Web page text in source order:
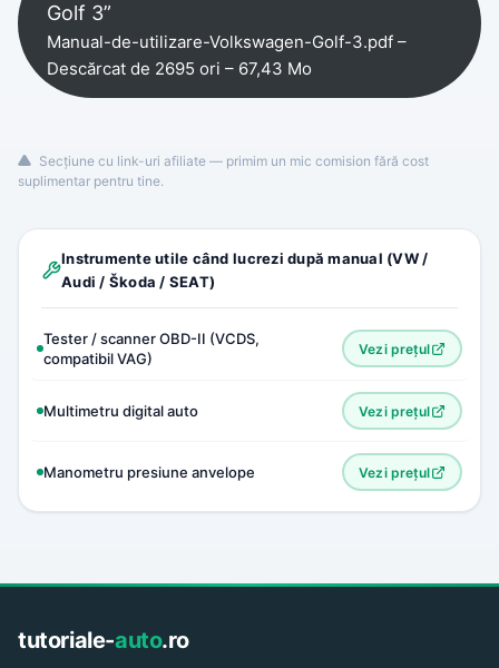
Golf 3”
Manual-de-utilizare-Volkswagen-Golf-3.pdf –
Descărcat de 2695 ori – 67,43 Mo
Secțiune cu link-uri afiliate — primim un mic comision fără cost
suplimentar pentru tine.
Instrumente utile când lucrezi după manual (VW /
Audi / Škoda / SEAT)
Tester / scanner OBD-II (VCDS,
compatibil VAG)
Vezi prețul
Multimetru digital auto Vezi prețul
Manometru presiune anvelope Vezi prețul
tutoriale-auto.ro